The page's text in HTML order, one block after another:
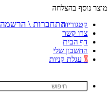
מוצר נוסף בהצלחה
קטגוריות
צרו קשר
דף הבית
החשבון שלי
0 עגלת קניות
התחברות \ הרשמה